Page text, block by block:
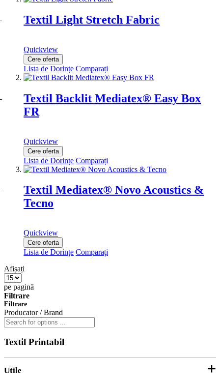
Textil Light Stretch Fabric
Quickview
Cere oferta
Lista de Dorințe Comparați
Textil Backlit Mediatex® Easy Box
FR
Quickview
Cere oferta
Lista de Dorințe Comparați
Textil Mediatex® Novo Acoustics &
Tecno
Quickview
Cere oferta
Lista de Dorințe Comparați
Afișați
pe pagină
Filtrare
Filtrare
Producator / Brand
Textil Printabil
Utile